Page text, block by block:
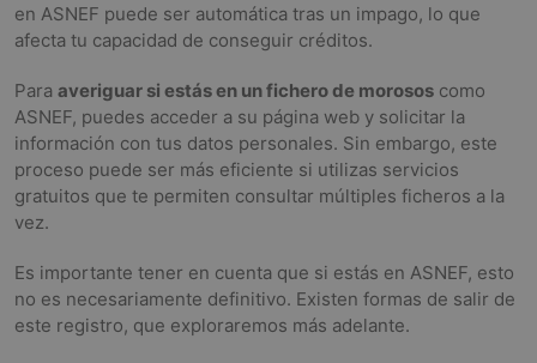
en ASNEF puede ser automática tras un impago, lo que
afecta tu capacidad de conseguir créditos.
Para averiguar si estás en un fichero de morosos como
ASNEF, puedes acceder a su página web y solicitar la
información con tus datos personales. Sin embargo, este
proceso puede ser más eficiente si utilizas servicios
gratuitos que te permiten consultar múltiples ficheros a la
vez.
Es importante tener en cuenta que si estás en ASNEF, esto
no es necesariamente definitivo. Existen formas de salir de
este registro, que exploraremos más adelante.